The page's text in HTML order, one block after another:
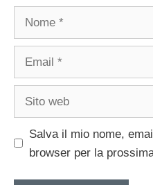
Salva il mio nome,
browser per la